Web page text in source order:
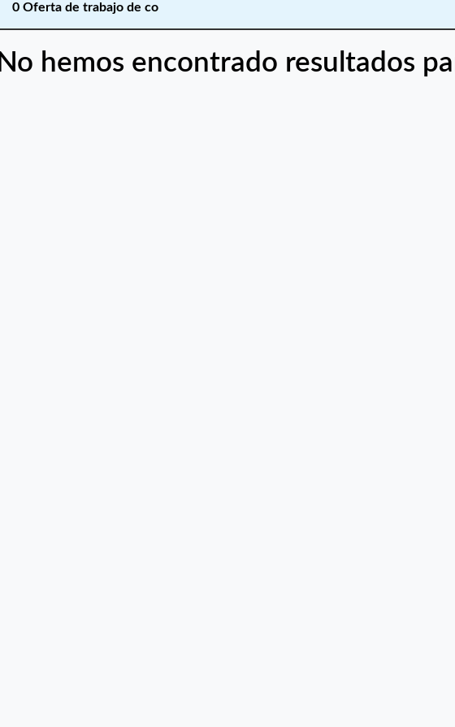
0 Oferta de trabajo de co
No hemos encontrado resultados